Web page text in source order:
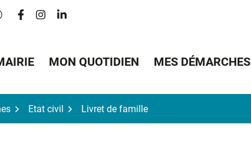
d'accessibilité
Lien vers le compte Facebook
Lien vers le compte Instagram
Lien vers le compte Linkedin
MON QUOTIDIEN MES DÉMARCHES
Etat civil Livret de famille